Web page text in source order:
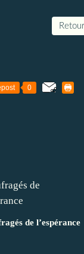
0
de l’espérance